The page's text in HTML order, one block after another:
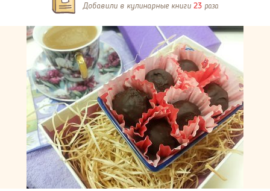
Добавили в кулинарные книги 23 раза